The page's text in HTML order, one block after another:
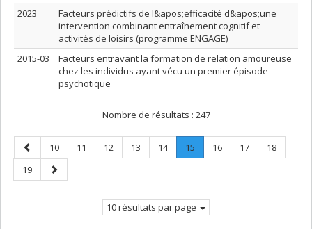
2023
Facteurs prédictifs de l&apos;efficacité d&apos;une
intervention combinant entraînement cognitif et
activités de loisirs (programme ENGAGE)
2015-03
Facteurs entravant la formation de relation amoureuse
chez les individus ayant vécu un premier épisode
psychotique
Nombre de résultats : 247
Page
précédente
Page
10 Page
11 Page
12 Page
13 Page
14 Page
15
Page
Page
16 Page
17 Page
18
Page
19
Page
suivante
10 résultats par page